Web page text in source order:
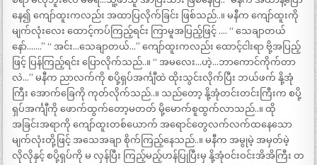
နေ၍ ကျော်ထူးကလည်း အထာပြလိုက်ခြင်း ဖြစ်သည်..။ မနီက ကျော်ထူးကို
မျက်လုံးလေး ထောင့်ကပ်ကြည့်ရင်း ကြာမူအပြည့်ဖြင့် …. “ သေချာတယ်
နော်…….” “ အင်း…သေချာတယ်…” ကျော်ထူးကလည်း ထောင့်ငါးရာ ဗို့အပြည့်
ဖြင့် ပြန်ကြည့်ရင်း ပြောလိုက်သည်..။ “ အမလေး…ဟဲ့…ဘာကောင်ကိုက်တာ
လဲ…” မနီက ညာလက်ကို စပို့ရှပ်အင်္ကျီထဲ ထိုးသွင်းလိုက်ပြီး ဘယ်ဖက် နို့အုံ
ကြီး အောက်ခြေကို ကုတ်လိုက်သည်..။ သည်တော့ နို့အုံတင်းတင်းကြီးက စပို့
ရှပ်အင်္ကျီကို ဖောက်ထွက်တော့မတတ် မို့မောက်စူထွက်လာသည်..။ ထို
အခြင်းအရာကို ကျော်ထူးတစ်ယောက် အရောင်တွေလက်လက်ထနေသော
မျက်လုံးတို့ဖြင့် အသေအချာ စိုက်ကြည့်နေသည်..။ မနီက အမွုမဲ့ အမှတ်မဲ့
လိုလိုနှင့် စပို့ရှပ်ကို မ လှန်ပြီး ကြည့်မည့်ဟန်ပြုပြီးမှ နို့အုံဝင်းဝင်းအိအိကြီး တ